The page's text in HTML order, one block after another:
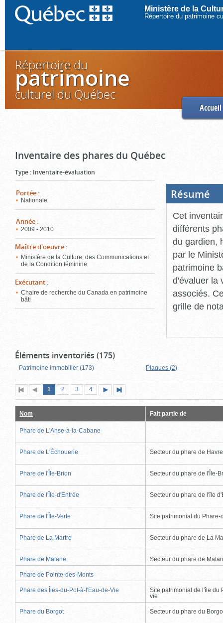
Ministère de la
Répertoire du patrimoine
Répertoire du
patrimoine
culturel du Québec
Accueil
Inventaire des phares du Québec
Type : Inventaire-évaluation
Portée :
Nationale
Année :
2009 - 2010
Maître d'oeuvre :
Ministère de la Culture, des Communications et
de la Condition féminine
Exécutant :
Chaire de recherche du Canada en patrimoine
bâti
Résumé
Cet
différents
du gardien,
par le
patrimoine
d'évaluer la
associés.
grille de
Éléments inventoriés (175)
Patrimoine immobilier (173) Plaques (2)
Première
page
Page
précédente
Page
1 (page
actuelle)
Page
2 Page
3 Page
4
suivante
page
Nom Fait partie de
Phare de L'Anse-à-la-Cabane
Phare de L'Échouerie Secteur du phare de
Phare de l'Île-Brion Secteur du phare de l'Île-
Phare de l'Île-d'Entrée Secteur du phare de l'île
Phare de l'Île-Verte Site patrimonial du Phare-
Phare de La Martre Secteur du phare de La
Phare de Matane Secteur du phare de
Phare de Pointe-des-Monts
Phare des Îles-du-Pot-à-l'Eau-de-Vie
Site patrimonial de l'île du
vie
Phare du Borgot Secteur du phare du